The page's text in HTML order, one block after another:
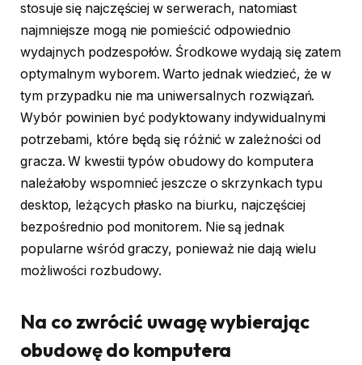
stosuje się najczęściej w serwerach, natomiast
najmniejsze mogą nie pomieścić odpowiednio
wydajnych podzespołów. Środkowe wydają się zatem
optymalnym wyborem. Warto jednak wiedzieć, że w
tym przypadku nie ma uniwersalnych rozwiązań.
Wybór powinien być podyktowany indywidualnymi
potrzebami, które będą się różnić w zależności od
gracza. W kwestii typów obudowy do komputera
należałoby wspomnieć jeszcze o skrzynkach typu
desktop, leżących płasko na biurku, najczęściej
bezpośrednio pod monitorem. Nie są jednak
popularne wśród graczy, ponieważ nie dają wielu
możliwości rozbudowy.
Na co zwrócić uwagę wybierając
obudowę do komputera